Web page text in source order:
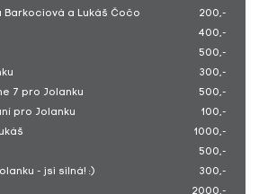
Barkociová a Lukáš Čočo
200,-
400,-
500,-
300,-
7 pro Jolanku
500,-
pro Jolanku
100,-
1000,-
500,-
- jsi silná! :)
300,-
2000,-